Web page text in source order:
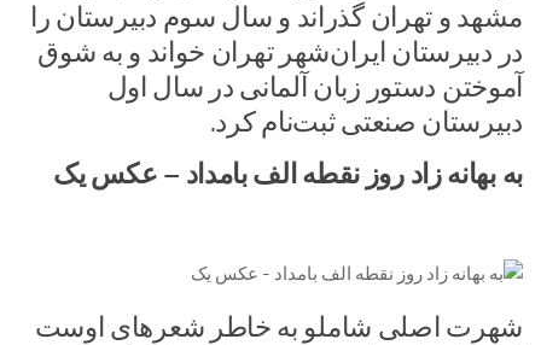
مشهد و تهران گذراند و سال سوم دبیرستان را
در دبیرستان ایران‌شهر تهران خواند و به شوق
آموختن دستور زبان آلمانی در سال اول
دبیرستان صنعتی ثبت‌نام کرد.
به بهانه زاد روز نقطه الف بامداد – عکس یک
شهرت اصلی شاملو به خاطر شعرهای اوست